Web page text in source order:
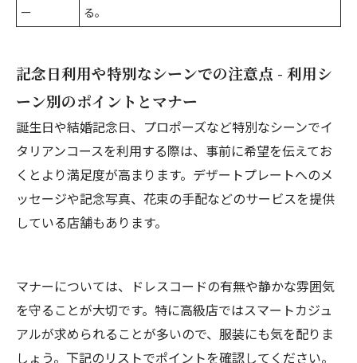
ー
る。
記念日利用や特別なシーンでの注意点 - 利用シ
ーン別のポイントとマナー
誕生日や結婚記念日、プロポーズなど特別なシーンでイ
タリアンコースを利用する際は、事前に希望を伝えてお
くとより満足度が高まります。デザートプレートへのメ
ッセージや記念写真、花束の手配などのサービスを提供
している店舗もあります。
マナーについては、ドレスコードの有無や静かな雰囲気
を守ることが大切です。特に高級店ではスマートカジュ
アルが求められることが多いので、服装にも気を配りま
しょう。下記のリストでポイントを確認してください。